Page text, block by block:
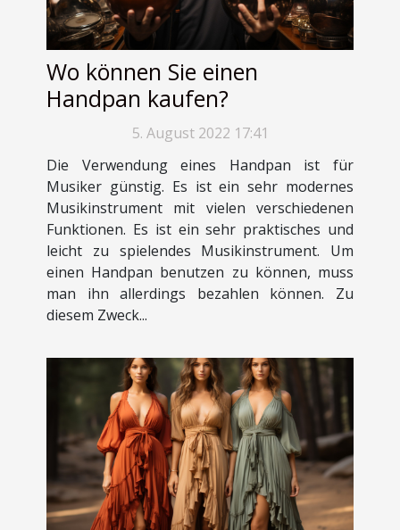
Wo können Sie einen
Handpan kaufen?
5. August 2022 17:41
Die Verwendung eines Handpan ist für
Musiker günstig. Es ist ein sehr modernes
Musikinstrument mit vielen verschiedenen
Funktionen. Es ist ein sehr praktisches und
leicht zu spielendes Musikinstrument. Um
einen Handpan benutzen zu können, muss
man ihn allerdings bezahlen können. Zu
diesem Zweck...